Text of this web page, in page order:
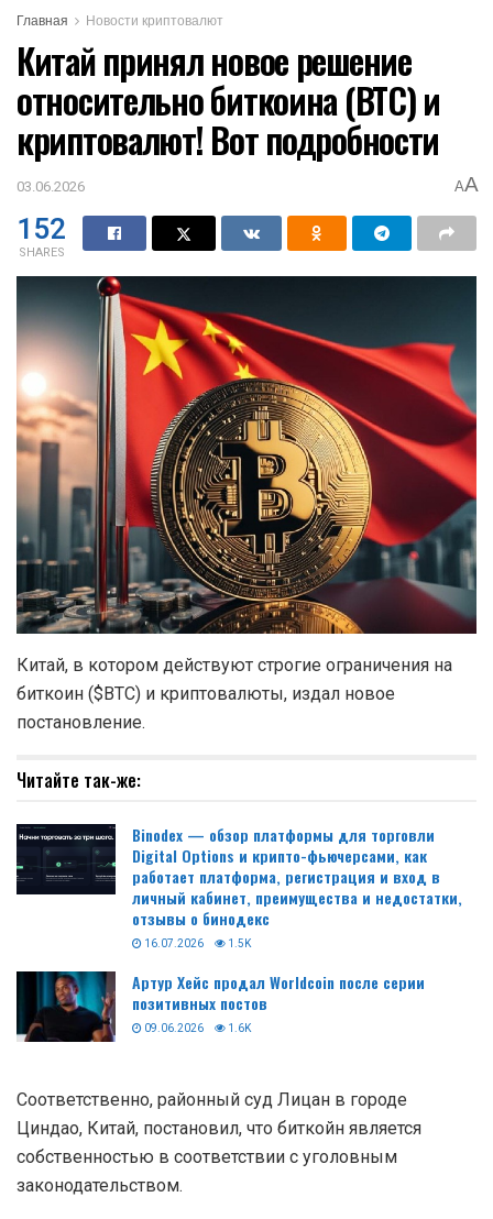
Главная Новости криптовалют
Китай принял новое решение
относительно биткоина (BTC) и
криптовалют! Вот подробности
03.06.2026 AA
152
SHARES
Китай, в котором действуют строгие ограничения на
биткоин ($BTC) и криптовалюты, издал новое
постановление.
Читайте так-же:
Binodex — обзор платформы для торговли
Digital Options и крипто-фьючерсами, как
работает платформа, регистрация и вход в
личный кабинет, преимущества и недостатки,
отзывы о бинодекс
16.07.2026 1.5K
Артур Хейс продал Worldcoin после серии
позитивных постов
09.06.2026 1.6K
Соответственно, районный суд Лицан в городе
Циндао, Китай, постановил, что биткойн является
собственностью в соответствии с уголовным
законодательством.